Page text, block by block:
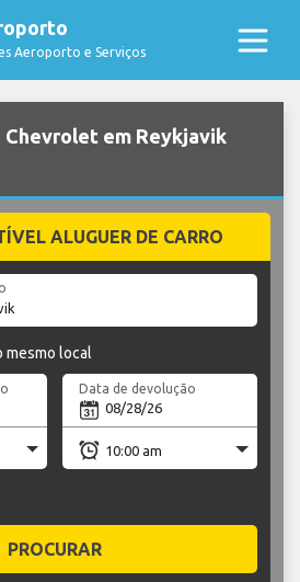
Aeroporto e Serviços
em Reykjavik
ALUGUER DE CARRO
mesmo local
Data de devolução
PROCURAR